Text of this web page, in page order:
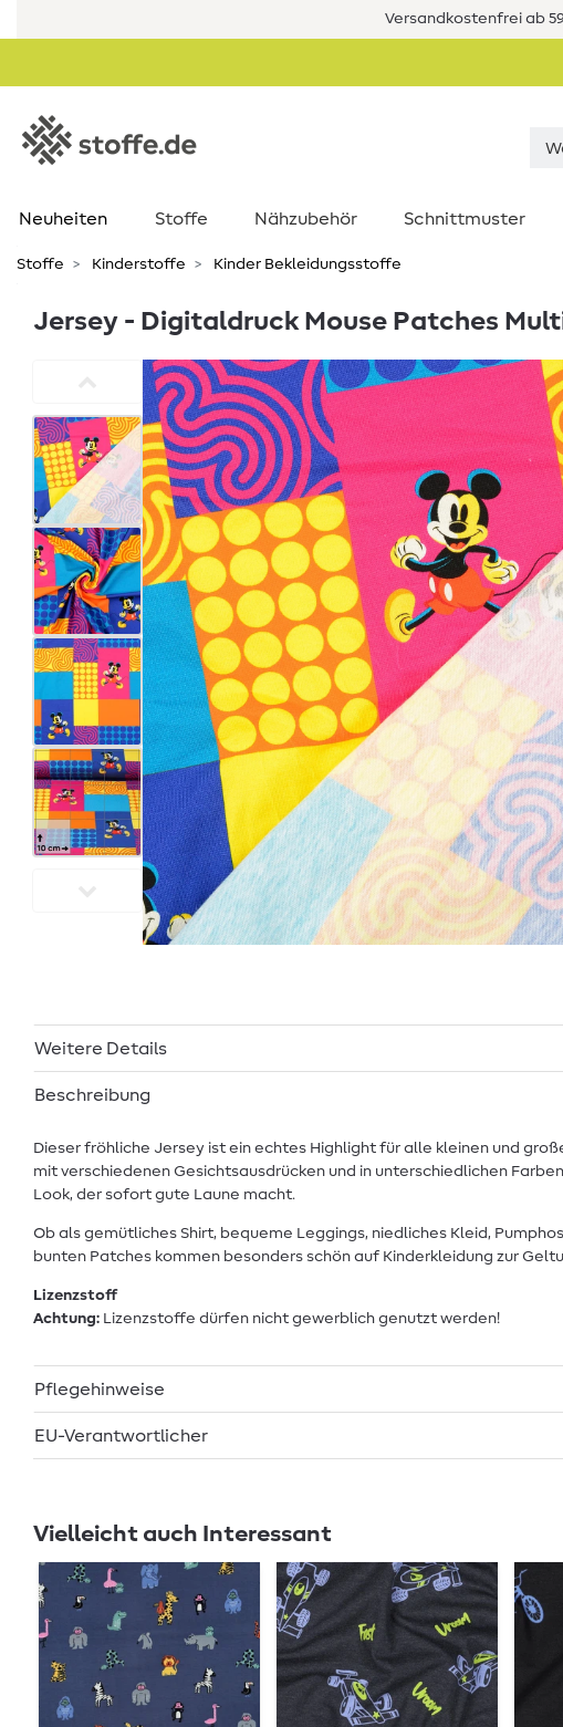
Versandkostenfrei ab
Neuheiten Stoffe Nähzubehör Schnittmuster
Stoffe Kinderstoffe Kinder Bekleidungsstoffe
Jersey - Digitaldruck Mouse Patches
Weitere Details
Beschreibung
Dieser fröhliche Jersey ist ein echtes Highlight für alle kleinen und
mit verschiedenen Gesichtsausdrücken und in unterschiedlichen
Look, der sofort gute Laune macht.
Ob als gemütliches Shirt, bequeme Leggings, niedliches Kleid,
bunten Patches kommen besonders schön auf Kinderkleidung zur
Lizenzstoff
Achtung: Lizenzstoffe dürfen nicht gewerblich genutzt werden!
Pflegehinweise
EU-Verantwortlicher
Vielleicht auch Interessant